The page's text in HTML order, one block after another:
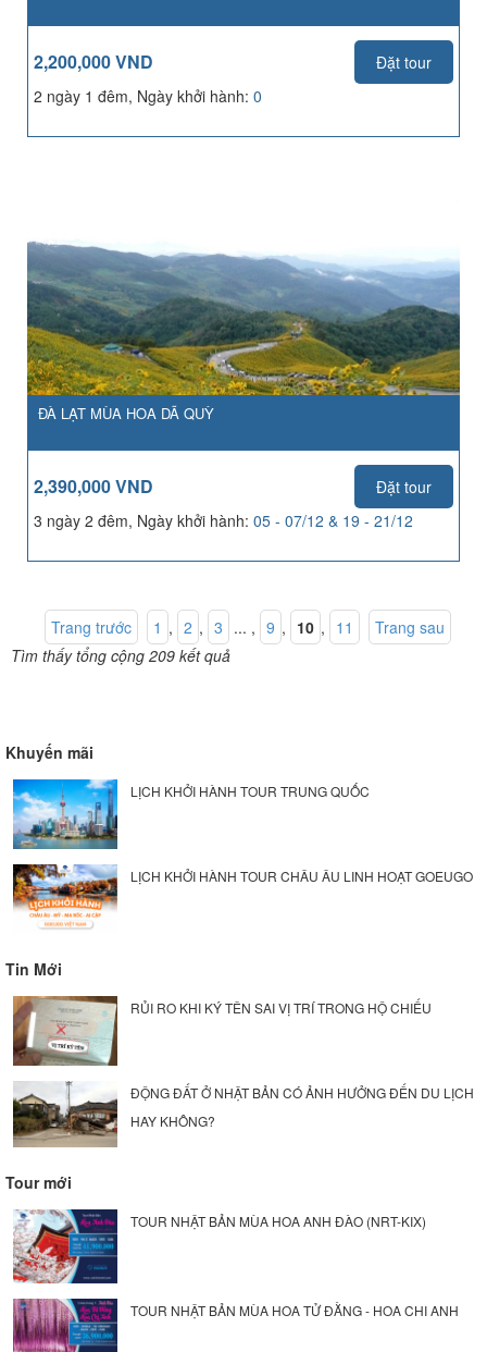
2,200,000 VND
Đặt tour
2 ngày 1 đêm, Ngày khởi hành: 0
ĐÀ LẠT MÙA HOA DÃ QUỲ
2,390,000 VND
Đặt tour
3 ngày 2 đêm, Ngày khởi hành: 05 - 07/12 & 19 - 21/12
Trang trước 1 , 2 , 3 ... , 9 , 10 , 11
Trang sau
Tìm thấy tổng cộng 209 kết quả
Khuyến mãi
LỊCH KHỞI HÀNH TOUR TRUNG QUỐC
LỊCH KHỞI HÀNH TOUR CHÂU ÂU LINH HOẠT GOEUGO
Tin Mới
RỦI RO KHI KÝ TÊN SAI VỊ TRÍ TRONG HỘ CHIẾU
ĐỘNG ĐẤT Ở NHẬT BẢN CÓ ẢNH HƯỞNG ĐẾN DU LỊCH
HAY KHÔNG?
Tour mới
TOUR NHẬT BẢN MÙA HOA ANH ĐÀO (NRT-KIX)
TOUR NHẬT BẢN MÙA HOA TỬ ĐẰNG - HOA CHI ANH